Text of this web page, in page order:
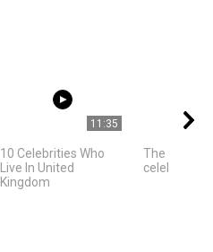
11:35
10 Celebrities Who
Live In United
Kingdom
The best
celebrities